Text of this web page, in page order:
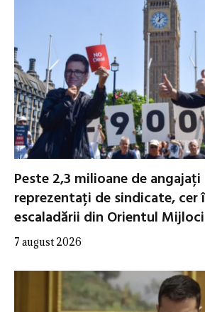
Peste 2,3 milioane de
reprezentați de sindicate, cer
escaladării din Orientul
7 august 2026